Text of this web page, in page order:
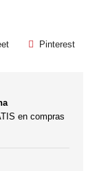
Pinterest
en compras